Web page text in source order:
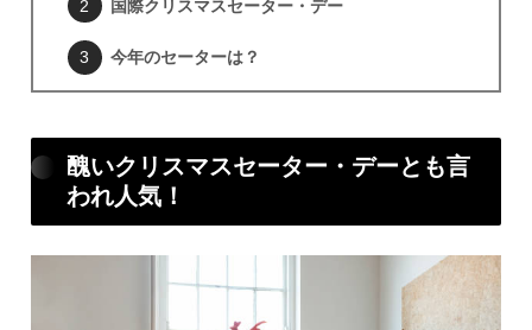
国際クリスマスセーター・デー
今年のセーターは？
醜いクリスマスセーター・デーとも言
われ人気！